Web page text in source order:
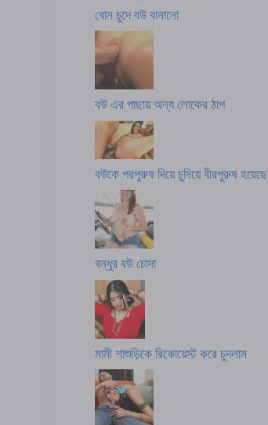
বোন চুদে বউ বানানো
বউ এর পাছায় অন্য লোকের ঠাপ
বউকে পরপুরুষ দিয়ে চুদিয়ে বীরপুরুষ হয়েছে
বন্ধুর বউ চোদা
মামী শাশুড়িকে রিকোয়েস্ট করে চুদলাম